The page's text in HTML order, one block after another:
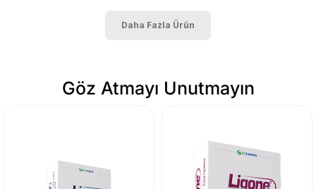
Daha Fazla Ürün
Göz Atmayı Unutmayın